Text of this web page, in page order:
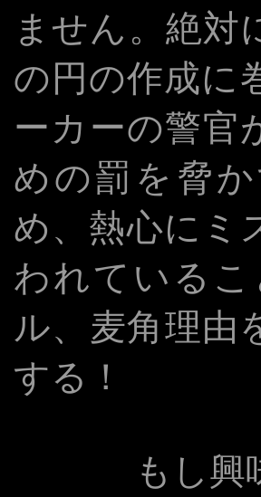
ません。絶対
の円の作成に
ーカーの警官
めの罰を脅
め、熱心にミ
われている
ル、麦角理由
する！
もし興